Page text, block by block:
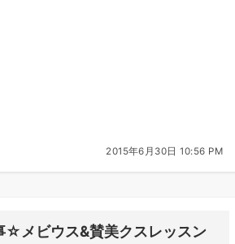
2015年6月30日 10:56 PM
☆メビウス&賛美クスレッスン